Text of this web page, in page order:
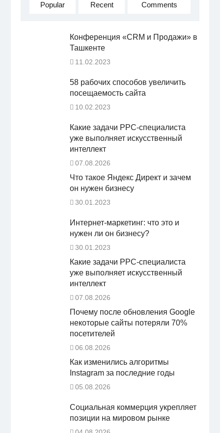
Popular Recent Comments
Конференция «CRM и Продажи» в
Ташкенте
11.02.2023
58 рабочих способов увеличить
посещаемость сайта
10.02.2023
Какие задачи PPC-специалиста
уже выполняет искусственный
интеллект
07.08.2026
Что такое Яндекс Директ и зачем
он нужен бизнесу
30.01.2023
Интернет-маркетинг: что это и
нужен ли он бизнесу?
30.01.2023
Какие задачи PPC-специалиста
уже выполняет искусственный
интеллект
07.08.2026
Почему после обновления Google
некоторые сайты потеряли 70%
посетителей
06.08.2026
Как изменились алгоритмы
Instagram за последние годы
05.08.2026
Социальная коммерция укрепляет
позиции на мировом рынке